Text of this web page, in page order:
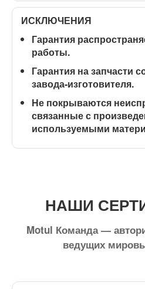
ИСКЛЮЧЕНИЯ
Гарантия
работы.
Гарантия на запчасти
завода-изготовителя.
Не покрываются
связанные с
используемыми
НАШИ
Motul Команда —
ведущих